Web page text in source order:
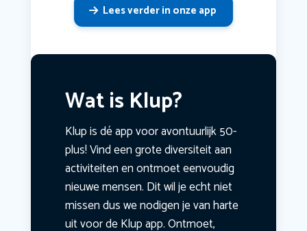
Lees verder in onze app
Wat is Klup?
Klup is dé app voor avontuurlijk 50-
plus! Vind een grote diversiteit aan
activiteiten en ontmoet eenvoudig
nieuwe mensen. Dit wil je echt niet
missen dus we nodigen je van harte
uit voor de Klup app. Ontmoet,